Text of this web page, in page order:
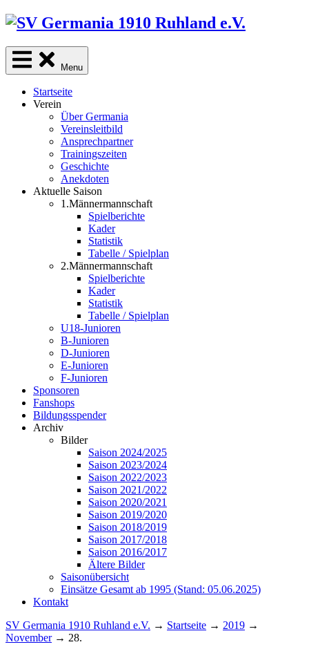
Skip
content
Menu
Startseite
Verein
Über Germania
Vereinsleitbild
Ansprechpartner
Trainingszeiten
Geschichte
Anekdoten
Aktuelle Saison
1.Männermannschaft
Spielberichte
Kader
Statistik
Tabelle / Spielplan
2.Männermannschaft
Spielberichte
Kader
Statistik
Tabelle / Spielplan
U18-Junioren
B-Junioren
D-Junioren
E-Junioren
F-Junioren
Sponsoren
Fanshops
Bildungsspender
Archiv
Bilder
Saison 2024/2025
Saison 2023/2024
Saison 2022/2023
Saison 2021/2022
Saison 2020/2021
Saison 2019/2020
Saison 2018/2019
Saison 2017/2018
Saison 2016/2017
Ältere Bilder
Saisonübersicht
Einsätze Gesamt ab 1995 (Stand: 05.06.2025)
Kontakt
SV Germania 1910 Ruhland e.V. → Startseite → 2019 →
November→ 28.